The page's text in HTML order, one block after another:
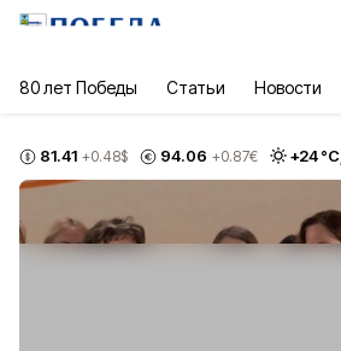
80 лет Победы Статьи Новости
81.41 +0.48$ 94.06 +0.87€ +24°С,